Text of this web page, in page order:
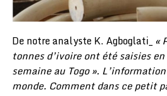
De notre analyste K. Agboglati_ «
tonnes d’ivoire ont été saisies
semaine au Togo ».
monde. Comment dans ce petit